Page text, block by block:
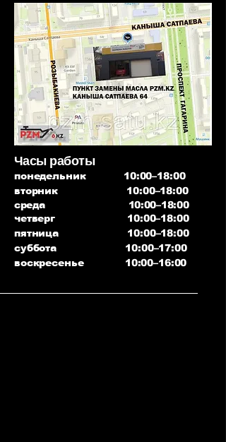
Часы работы
понедельник 10:00–18:00
вторник 10:00–18:00
среда 10:00–18:00
четверг 10:00–18:00
пятница 10:00–18:00
суббота 10:00–17:00
воскресенье 10:00–16:00